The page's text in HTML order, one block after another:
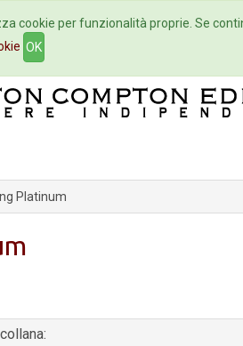
Autori Eventi
Platinum
cookie per funzionalità proprie. Se
OK